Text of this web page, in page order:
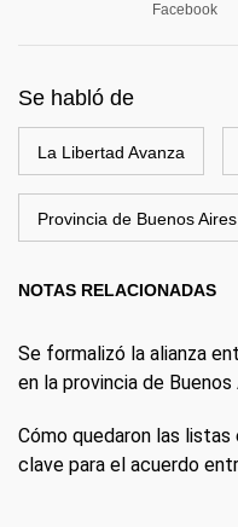
Facebook
Se habló de
La Libertad Avanza
Provincia de Buenos Aires
NOTAS RELACIONADAS
Se formalizó la alianza
en la provincia de Buenos
Cómo quedaron las
clave para el acuerdo